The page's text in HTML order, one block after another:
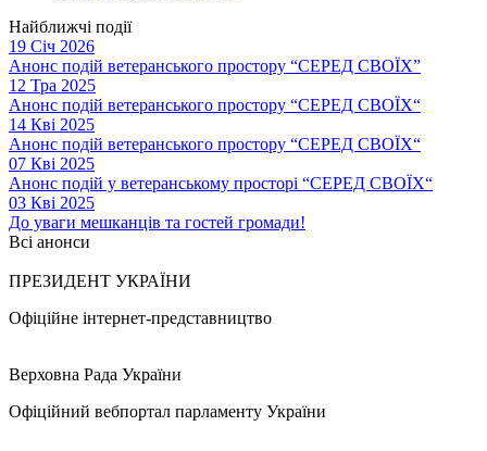
Найближчі події
19 Січ 2026
Анонс подій ветеранського простору “СЕРЕД СВОЇХ”
12 Тра 2025
Анонс подій ветеранського простору “СЕРЕД СВОЇХ“
14 Кві 2025
Анонс подій ветеранського простору “СЕРЕД СВОЇХ“
07 Кві 2025
Анонс подій у ветеранському просторі “СЕРЕД СВОЇХ“
03 Кві 2025
До уваги мешканців та гостей громади!
Всі анонси
ПРЕЗИДЕНТ УКРАЇНИ
Офіційне інтернет-представництво
Верховна Рада України
Офіційний вебпортал парламенту України